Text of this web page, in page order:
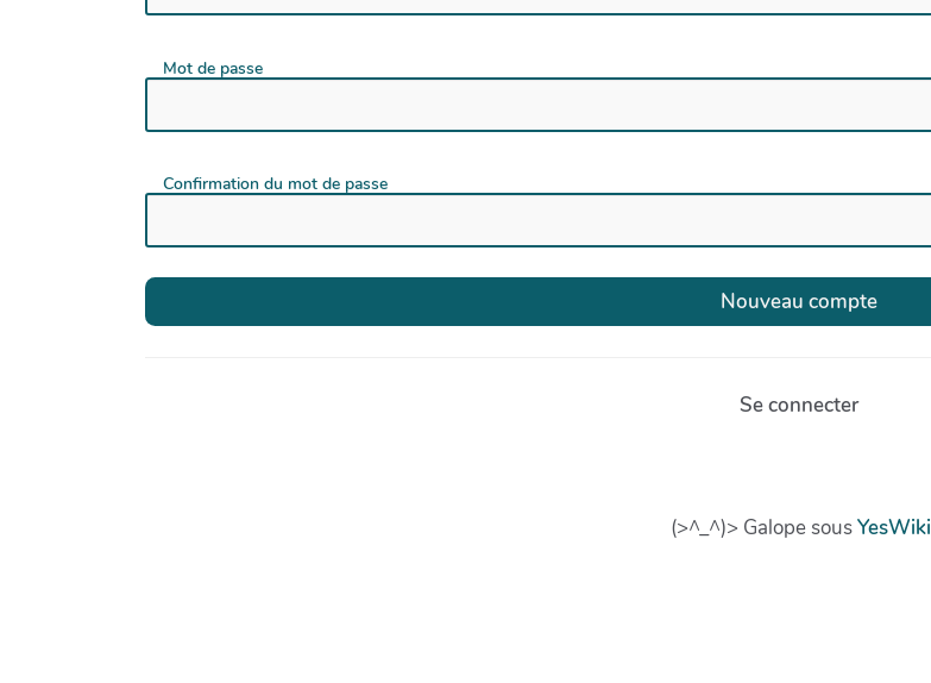
Mot de passe
Confirmation du mot de passe
Se connecter
(>^_^)> Galope sousYesWiki